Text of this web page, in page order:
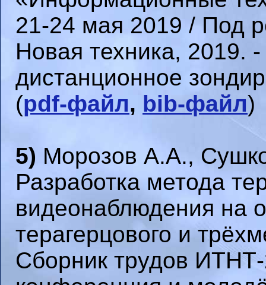
21-24 мая 2019 / Под
Новая техника, 2019.
дистанционное
(pdf-файл, bib-файл)
5) Морозов А.А.,
Разработка метода
видеонаблюдения на
терагерцового и
Сборник трудов